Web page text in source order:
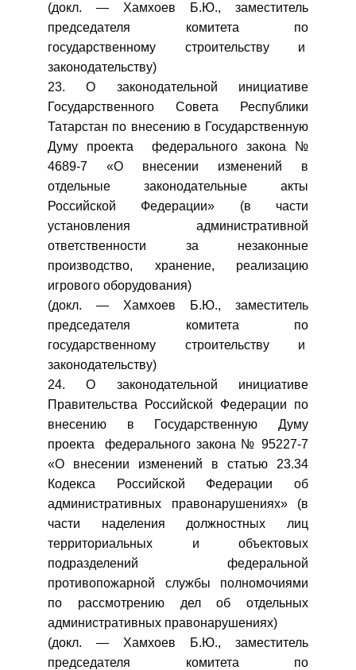
(докл. — Хамхоев Б.Ю., заместитель
председателя комитета по
государственному строительству и
законодательству)
23. О законодательной инициативе
Государственного Совета Республики
Татарстан по внесению в Государственную
Думу проекта федерального закона №
4689-7 «О внесении изменений в
отдельные законодательные акты
Российской Федерации» (в части
установления административной
ответственности за незаконные
производство, хранение, реализацию
игрового оборудования)
(докл. — Хамхоев Б.Ю., заместитель
председателя комитета по
государственному строительству и
законодательству)
24. О законодательной инициативе
Правительства Российской Федерации по
внесению в Государственную Думу
проекта федерального закона № 95227-7
«О внесении изменений в статью 23.34
Кодекса Российской Федерации об
административных правонарушениях» (в
части наделения должностных лиц
территориальных и объектовых
подразделений федеральной
противопожарной службы полномочиями
по рассмотрению дел об отдельных
административных правонарушениях)
(докл. — Хамхоев Б.Ю., заместитель
председателя комитета по